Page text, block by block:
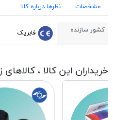
مشخصات نظرها درباره کالا
کشور سازنده فابریک
خریداران این کالا ،